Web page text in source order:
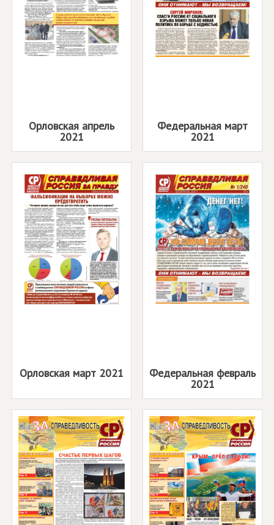
Орловская апрель
2021
Федеральная март
2021
Орловская март 2021 Федеральная февраль
2021